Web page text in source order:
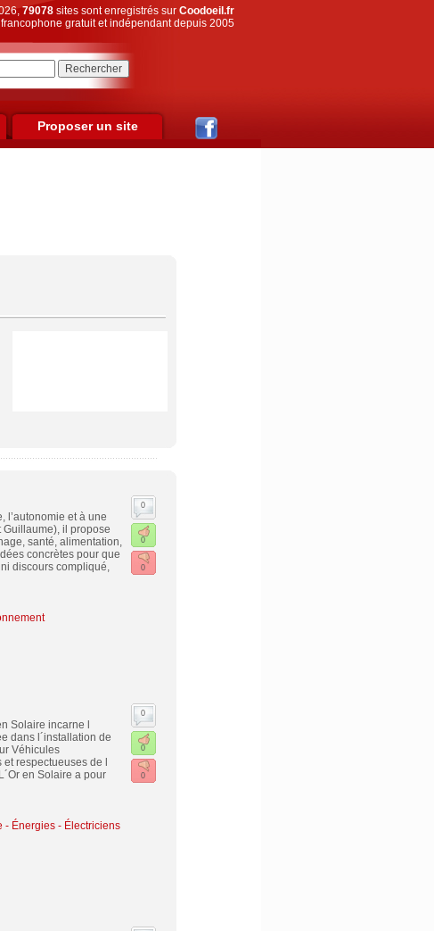
79078sites sont enregistrés sur Coodoeil.fr
gratuit et indépendant depuis 2005
Proposer un site
l’autonomie et à une
il propose
santé, alimentation,
concrètes pour que
discours compliqué,
0
0
0
Solaire incarne l
dans l´installation de
Véhicules
respectueuses de l
en Solaire a pour
- Énergies- Électriciens
0
0
0